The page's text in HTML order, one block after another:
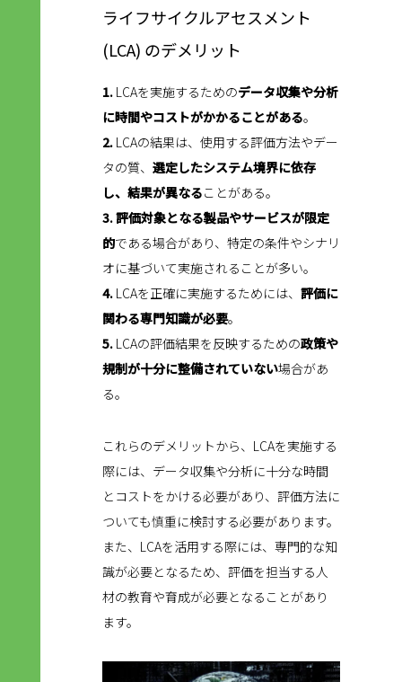
ライフサイクルアセスメント
(LCA) のデメリット
1. LCAを実施するためのデータ収集や分析
に時間やコストがかかることがある。
2. LCAの結果は、使用する評価方法やデー
タの質、 選定したシステム境界に依存
し、結果が異なることがある。
3.評価対象となる製品やサービスが限定
的である場合があり、特定の条件やシナリ
オに基づいて実施されることが多い。
4. LCAを正確に実施するためには、 評価に
関わる専門知識が必要。
5. LCAの評価結果を反映するための政策や
規制が十分に整備されていない場合があ
る。
これらのデメリットから、LCAを実施する
際には、データ収集や分析に十分な時間
とコストをかける必要があり、評価方法に
ついても慎重に検討する必要があります。
また、LCAを活用する際には、専門的な知
識が必要となるため、評価を担当する人
材の教育や育成が必要となることがあり
ます。